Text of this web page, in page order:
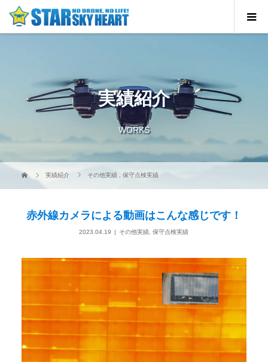
実績紹介
WORKS
実績紹介 その他実績 ,保守点検実績
赤外線カメラによる動画はこんな感じです！
2023.04.19 その他実績,保守点検実績